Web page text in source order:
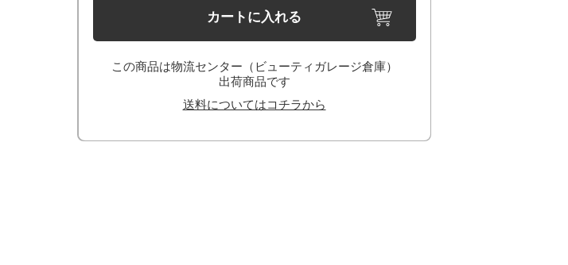
カートに入れる
この商品は物流センター（ビューティガレージ倉庫）
出荷商品です
送料についてはコチラから